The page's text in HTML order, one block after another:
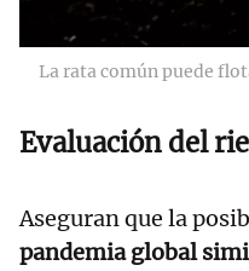
La rata común puede
Evaluación del
Aseguran que la
pandemia global